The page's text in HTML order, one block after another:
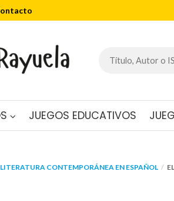
JUEGOS EDUCATIVOS
LITERATURA CONTEMPORÁNEA EN ESPAÑOL